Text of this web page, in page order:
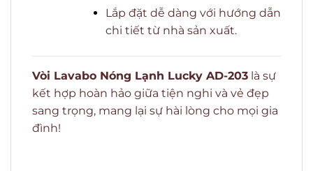
Lắp đặt dễ dàng với hướng dẫn
chi tiết từ nhà sản xuất.
Vòi Lavabo Nóng Lạnh Lucky AD-203 là sự
kết hợp hoàn hảo giữa tiện nghi và vẻ đẹp
sang trọng, mang lại sự hài lòng cho mọi gia
đình!